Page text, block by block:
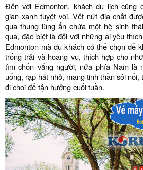
Đến với Edmonton, khách du lịch cũng
gian xanh tuyệt vời. Vết nứt địa chất
qua thung lũng ẩn chứa một hệ sinh
qua, đặc biệt là đối với những ai yêu
Edmonton mà du khách có thể chọn để
trống trải và hoang vu, thích hợp cho
tìm chốn vắng người, nửa phía Nam là
uống, rạp hát nhỏ, mang tinh thần sôi
đi chơi để tận hưởng cuối tuần.